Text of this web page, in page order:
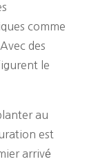
comme
des
le
au
est
arrivé